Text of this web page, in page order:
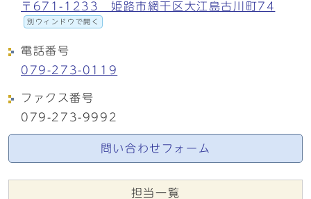
〒671-1233 姫路市網干区大江島古川町74
別ウィンドウで開く
電話番号
079-273-0119
ファクス番号
079-273-9992
問い合わせフォーム
担当一覧